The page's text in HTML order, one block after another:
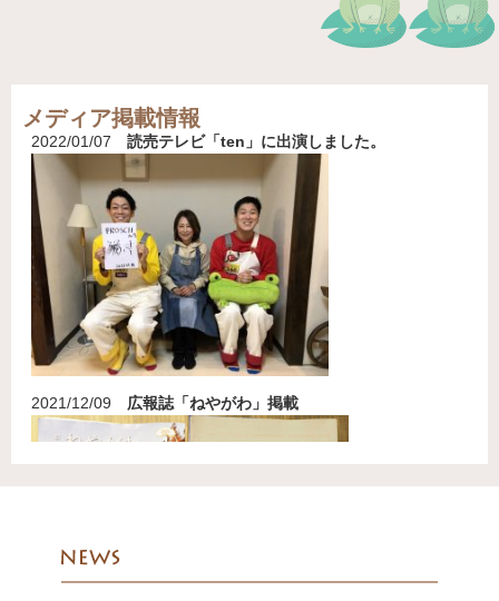
メディア掲載情報
2022/01/07 読売テレビ「ten」に出演しました。
2021/12/09 広報誌「ねやがわ」掲載